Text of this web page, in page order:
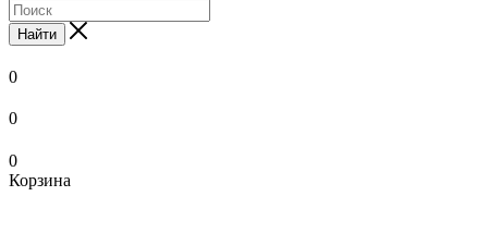
Найти
0
0
0
Корзина